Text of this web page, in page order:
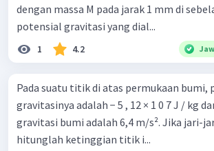
dengan massa M pada jarak 1 mm di
potensial gravitasi yang dial...
1 4.2
Pada suatu titik di atas permukaan bumi,
gravitasinya adalah − 5 , 12 × 1 0 7 J / kg
gravitasi bumi adalah 6,4 m/s². Jika jari-
hitunglah ketinggian titik i...